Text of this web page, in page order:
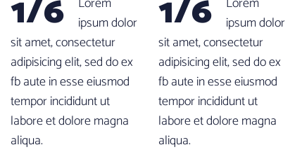
1/6
ipsum dolor
sit amet, consectetur
adipisicing elit, sed do ex
fb aute in esse eiusmod
tempor incididunt ut
labore et dolore magna
aliqua.
1/6
ipsum dolor
sit amet, consectetur
adipisicing elit, sed do ex
fb aute in esse eiusmod
tempor incididunt ut
labore et dolore magna
aliqua.